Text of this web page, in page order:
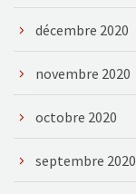
décembre 2020
novembre 2020
octobre 2020
septembre 2020